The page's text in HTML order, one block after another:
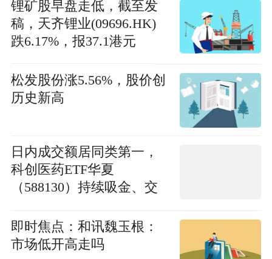
锂矿股早盘走低，截至发
稿，天齐锂业(09696.HK)
跌6.17%，报37.1港元
松发股份涨5.56%，股价创
历史新高
日内成交额居同类第一，
科创医药ETF华夏
（588130）持续吸金、交
即时焦点：和讯魏玉根：
市场低开高走吗